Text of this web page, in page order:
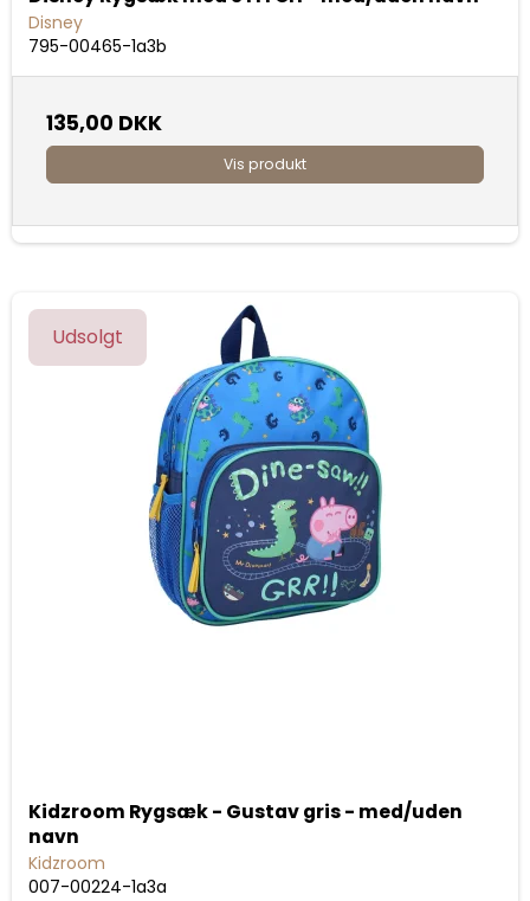
Disney
795-00465-1a3b
135,00 DKK
Vis produkt
Udsolgt
Kidzroom Rygsæk - Gustav gris - med/uden
navn
Kidzroom
007-00224-1a3a